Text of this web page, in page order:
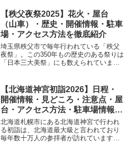
気イベントが開催され、多くの人に親し
まれています。本記事では...
【秩父夜祭2025】花火・屋台
（山車）・歴史・開催情報・駐車
場・アクセス方法を徹底紹介
埼玉県秩父市で毎年行われている「秩父
夜祭」。この350年もの歴史のある祭りは
「日本三大美祭」にも数えられていま
車場・臨時列車情報を詳しく紹介しま
す。
【北海道神宮初詣2026】日程・
開催情報・見どころ・注意点・屋
台・アクセス方法・駐車場情報を
紹介
北海道札幌市にある北海道神宮で行われ
る初詣は、北海道最大級と言われており
毎年数十万人の参拝者が訪れています。